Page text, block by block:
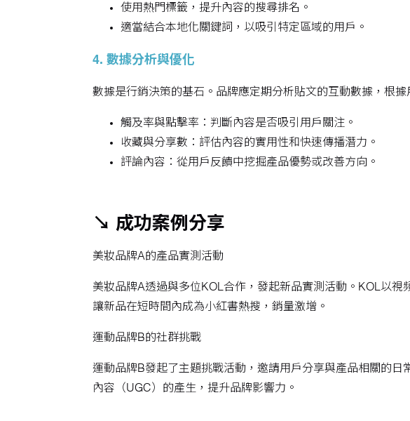
使用熱門標籤，提升內容的搜尋排名。
適當結合本地化關鍵詞，以吸引特定區域的用戶。
4. 數據分析與優化
數據是行銷決策的基石。品牌應定期分析貼文的互動數據，根據
觸及率與點擊率：判斷內容是否吸引用戶關注。
收藏與分享數：評估內容的實用性和快速傳播潛力。
評論內容：從用戶反饋中挖掘產品優勢或改善方向。
↘ 成功案例分享
美妝品牌A的產品實測活動
美妝品牌A透過與多位KOL合作，發起新品實測活動。KOL以
讓新品在短時間內成為小紅書熱搜，銷量激增。
運動品牌B的社群挑戰
運動品牌B發起了主題挑戰活動，邀請用戶分享與產品相關的
內容（UGC）的產生，提升品牌影響力。